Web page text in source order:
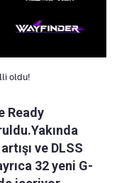
oldu!
Ready
ve DLSS
32 yeni G-